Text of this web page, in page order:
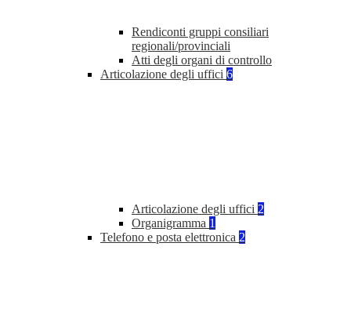
Rendiconti gruppi consiliari
regionali/provinciali
Atti degli organi di controllo
Articolazione degli uffici 6
Articolazione degli uffici 2
Organigramma 1
Telefono e posta elettronica 2